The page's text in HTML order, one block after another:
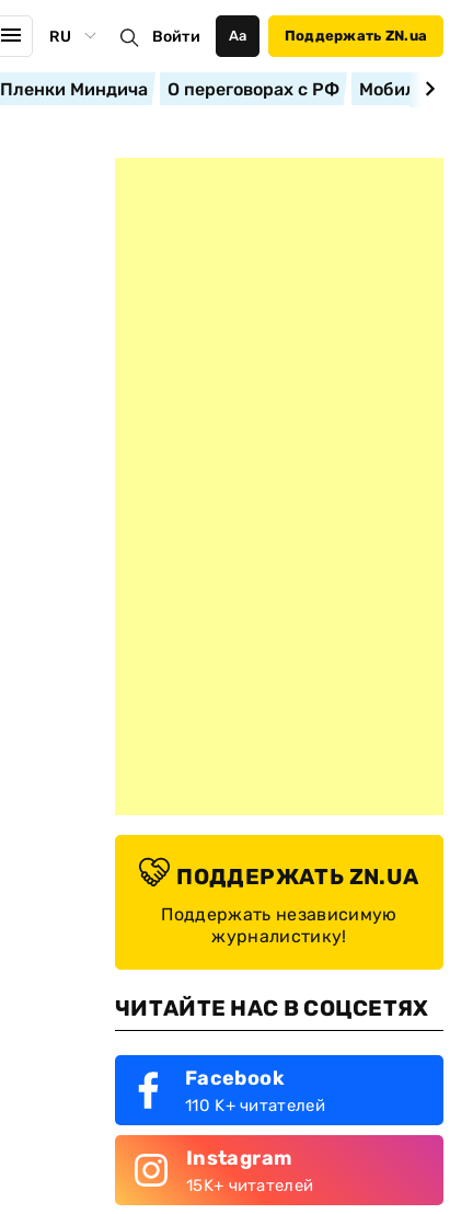
RU Войти Аа Поддержать ZN.ua
Пленки Миндича О переговорах с РФ
ПОДДЕРЖАТЬ ZN.UA
Поддержать независимую
журналистику!
ЧИТАЙТЕ НАС В СОЦСЕТЯХ
Facebook
110 K+ читателей
Instagram
15K+ читателей